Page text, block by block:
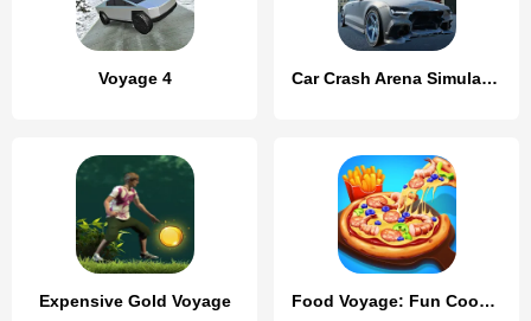
Voyage 4 Car Crash Arena Simulator 3D
Expensive Gold Voyage Food Voyage: Fun Cooking Games